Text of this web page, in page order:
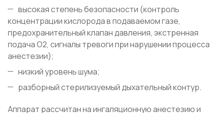
высокая степень безопасности (контроль
концентрации кислорода в подаваемом газе,
предохранительный клапан давления, экстренная
подача О2, сигналы тревоги при нарушении процесса
анестезии);
низкий уровень шума;
разборный стерилизуемый дыхательный контур.
Аппарат рассчитан на ингаляционную анестезию и